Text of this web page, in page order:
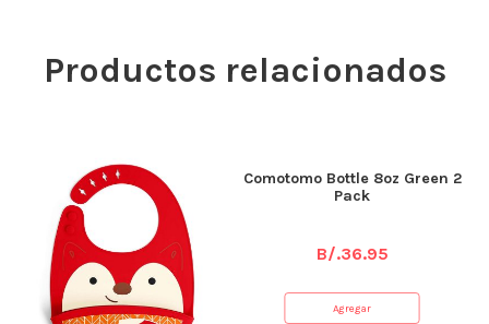
Productos relacionados
Comotomo Bottle 8oz Green 2
Pack
B/.36.95
Agregar